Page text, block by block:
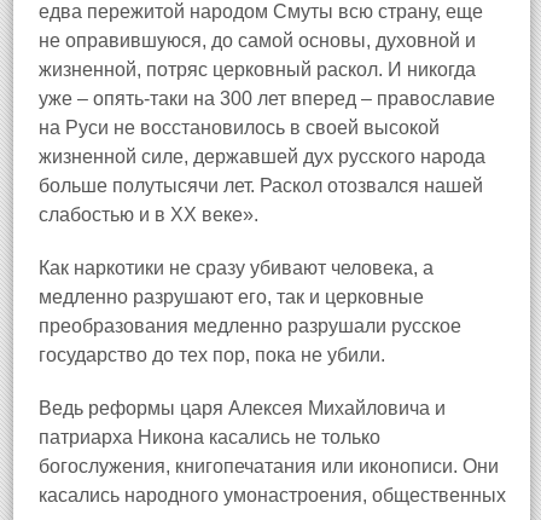
едва пережитой народом Смуты всю страну, еще
не оправившуюся, до самой основы, духовной и
жизненной, потряс церковный раскол. И никогда
уже – опять‑таки на 300 лет вперед – православие
на Руси не восстановилось в своей высокой
жизненной силе, державшей дух русского народа
больше полутысячи лет. Раскол отозвался нашей
слабостью и в ХХ веке».
Как наркотики не сразу убивают человека, а
медленно разрушают его, так и церковные
преобразования медленно разрушали русское
государство до тех пор, пока не убили.
Ведь реформы царя Алексея Михайловича и
патриарха Никона касались не только
богослужения, книгопечатания или иконописи. Они
касались народного умонастроения, общественных